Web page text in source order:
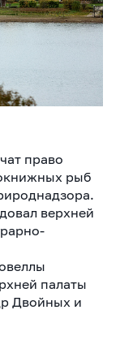
право
рыб
верхней
палаты
Двойных и